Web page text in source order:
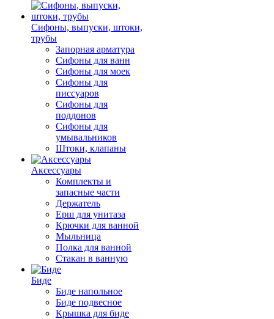
Сифоны, выпуски, штоки,
трубы
Запорная арматура
Сифоны для ванн
Сифоны для моек
Сифоны для
писсуаров
Сифоны для
поддонов
Сифоны для
умывальников
Штоки, клапаны
Аксессуары
Комплекты и
запасные части
Держатель
Ерш для унитаза
Крючки для ванной
Мыльница
Полка для ванной
Стакан в ванную
Биде
Биде напольное
Биде подвесное
Крышка для биде